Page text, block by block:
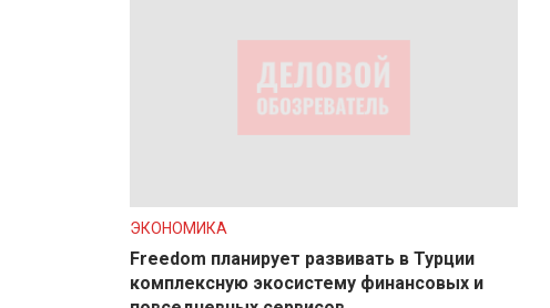
ЭКОНОМИКА
Freedom планирует развивать в Турции
комплексную экосистему финансовых и